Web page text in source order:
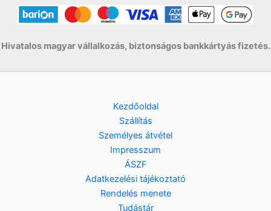
Hivatalos magyar vállalkozás, biztonságos bankkártyás fizetés.
Kezdőoldal
Szállítás
Személyes átvétel
Impresszum
ÁSZF
Adatkezelési tájékoztató
Rendelés menete
Tudástár